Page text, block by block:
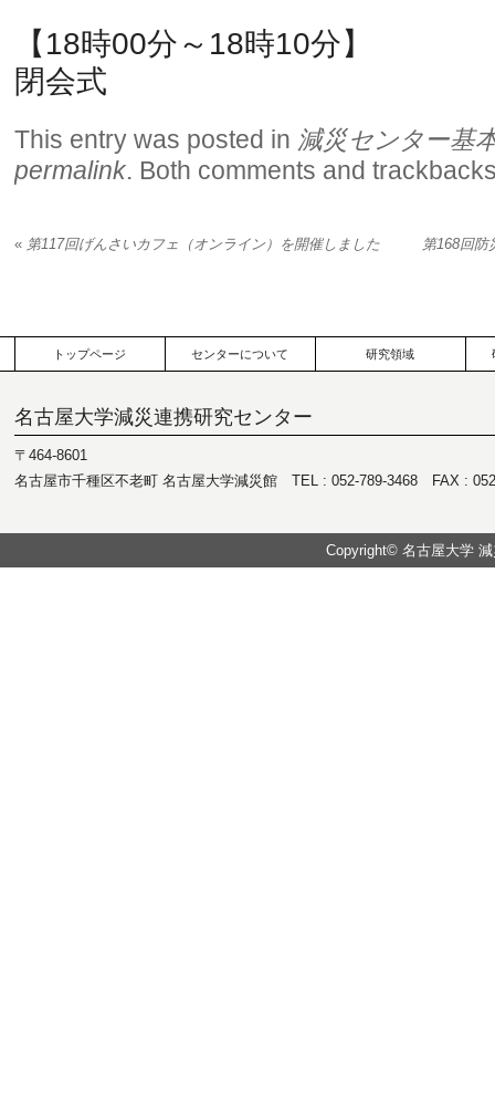
【18時00分～18時10分】
閉会式
This entry was posted in 減災センター基
permalink. Both comments and
«第117回げんさいカフェ（オンライン）を開催しました 第168回
トップページ センターについて 研究領域
名古屋大学減災連携研究センター
〒464-8601
名古屋市千種区不老町 名古屋大学減災館 TEL : 052-789-3468 FAX :
Copyright© 名古屋大学